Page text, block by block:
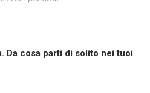
Da cosa parti di solito nei tuoi